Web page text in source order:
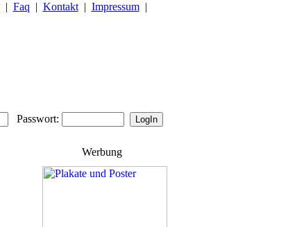
| Faq | Kontakt| Impressum|
Passwort:
Werbung